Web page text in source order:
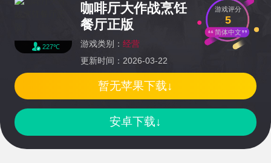
227℃
咖啡厅大作战烹饪
餐厅正版
游戏类别： 经营
更新时间：2026-03-22
游戏评分
5
简体中文
安卓下载↓
暂无苹果下载↓